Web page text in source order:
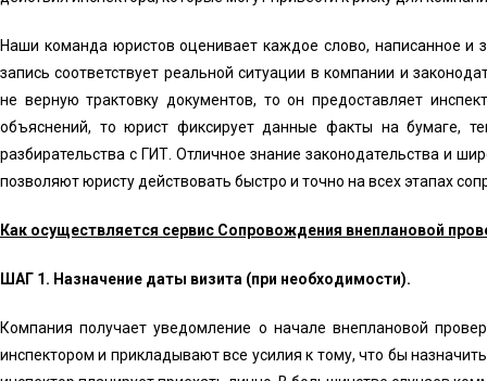
Наши команда юристов оценивает каждое слово, написанное и
запись соответствует реальной ситуации в компании и
не верную трактовку документов, то он предоставляет
объяснений, то юрист фиксирует данные факты на бумаге,
разбирательства с ГИТ. Отличное знание законодательства и
позволяют юристу действовать быстро и точно на всех этапах
Как осуществляется сервис Сопровождения внеплановой
ШАГ 1. Назначение даты визита (при необходимости).
Компания получает уведомление о начале внеплановой
инспектором и прикладывают все усилия к тому, что бы